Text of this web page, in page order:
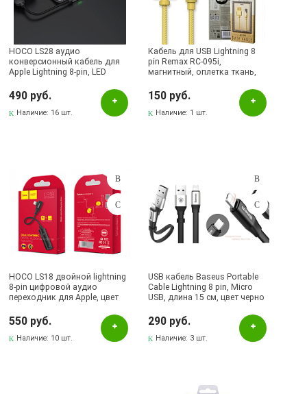
Бугульма, ул.Ленина, 2Б, ТД ТЕХНОПОЛИС
Бугульма, ул.М.Джалиля, 7, ЦУМ
Бугульма, ул.Советская, 82
Бугульма, ул.Тукая, 70
Лениногорск, ул.Вахитова, 5, (АВТОВОКЗАЛ)
Октябрьский, пр-кт Ленина, 59/1 (ВЕРБА)
СКЛАД Бугульма, ул.Гафиатуллина, 45
HOCO LS28 аудио
конверсионный кабель для
Apple Lightning 8-pin, LED
графитовый.
490 руб.
Наличие: 16 шт.
Кабель для USB Lightning 8
pin Remax RC-095i,
магнитный, оплетка ткань,
цена
150 руб.
Наличие: 1 шт.
HOCO LS18 двойной lightning
8-pin цифровой аудио
переходник для Apple, цвет
550 руб.
Наличие: 10 шт.
USB кабель Baseus Portable
Cable Lightning 8 pin, Micro
USB, длина 15 см, цвет черно
290 руб.
Наличие: 3 шт.